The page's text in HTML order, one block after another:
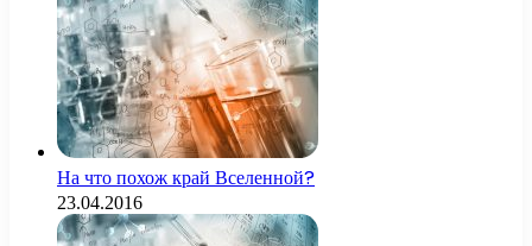
На что похож край Вселенной?
23.04.2016